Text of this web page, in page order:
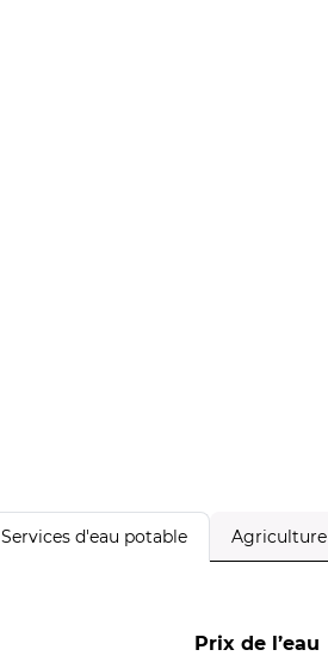
Services d'eau potable Agriculture
Prix de l’eau